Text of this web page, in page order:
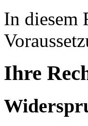
In diesem
Ihre